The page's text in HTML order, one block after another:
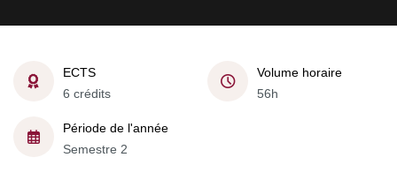
ECTS
6 crédits
Volume horaire
56h
Période de l'année
Semestre 2